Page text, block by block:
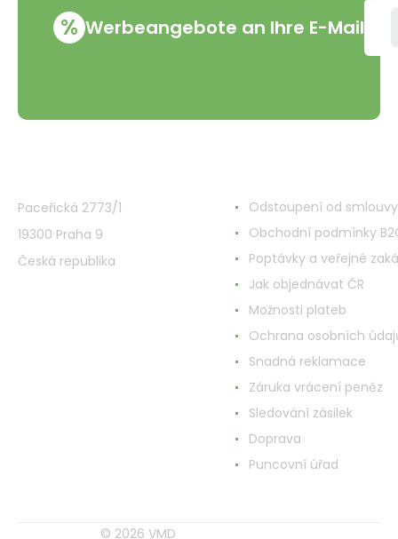
% Werbeangebote an Ihre E-Mail
Paceřická 2773/1
19300 Praha 9
Česká republika
Odstoupení od smlouvy
Obchodní podmínky
Poptávky a veřejné
Jak objednávat ČR
Možnosti plateb
Ochrana osobních
Snadná reklamace
Záruka vrácení peněz
Sledování zásilek
Doprava
Puncovní úřad
© 2026 VMD